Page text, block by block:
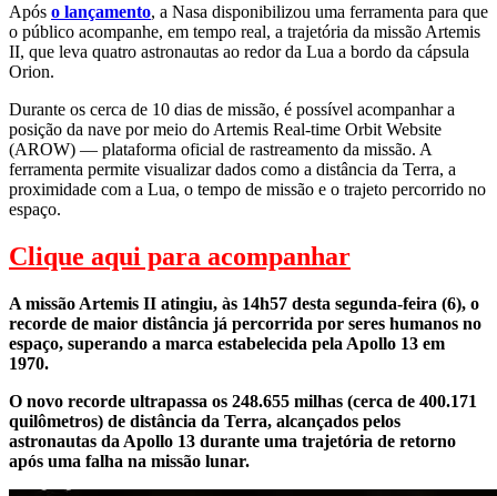
Após o lançamento, a Nasa disponibilizou uma ferramenta para que
o público acompanhe, em tempo real, a trajetória da missão Artemis
II, que leva quatro astronautas ao redor da Lua a bordo da cápsula
Orion.
Durante os cerca de 10 dias de missão, é possível acompanhar a
posição da nave por meio do Artemis Real-time Orbit Website
(AROW) — plataforma oficial de rastreamento da missão. A
ferramenta permite visualizar dados como a distância da Terra, a
proximidade com a Lua, o tempo de missão e o trajeto percorrido no
espaço.
Clique aqui para acompanhar
A missão Artemis II atingiu, às 14h57 desta segunda-feira (6), o
recorde de maior distância já percorrida por seres humanos no
espaço, superando a marca estabelecida pela Apollo 13 em
1970.
O novo recorde ultrapassa os 248.655 milhas (cerca de 400.171
quilômetros) de distância da Terra, alcançados pelos
astronautas da Apollo 13 durante uma trajetória de retorno
após uma falha na missão lunar.